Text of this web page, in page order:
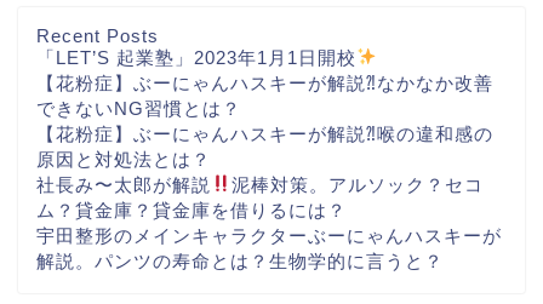
Recent Posts
「LET’S 起業塾」2023年1月1日開校
【花粉症】ぶーにゃんハスキーが解説⁈なかなか改善
できないNG習慣とは？
【花粉症】ぶーにゃんハスキーが解説⁈喉の違和感の
原因と対処法とは？
社長み〜太郎が解説
泥棒対策。アルソック？セコ
ム？貸金庫？貸金庫を借りるには？
宇田整形のメインキャラクターぶーにゃんハスキーが
解説。パンツの寿命とは？生物学的に言うと？